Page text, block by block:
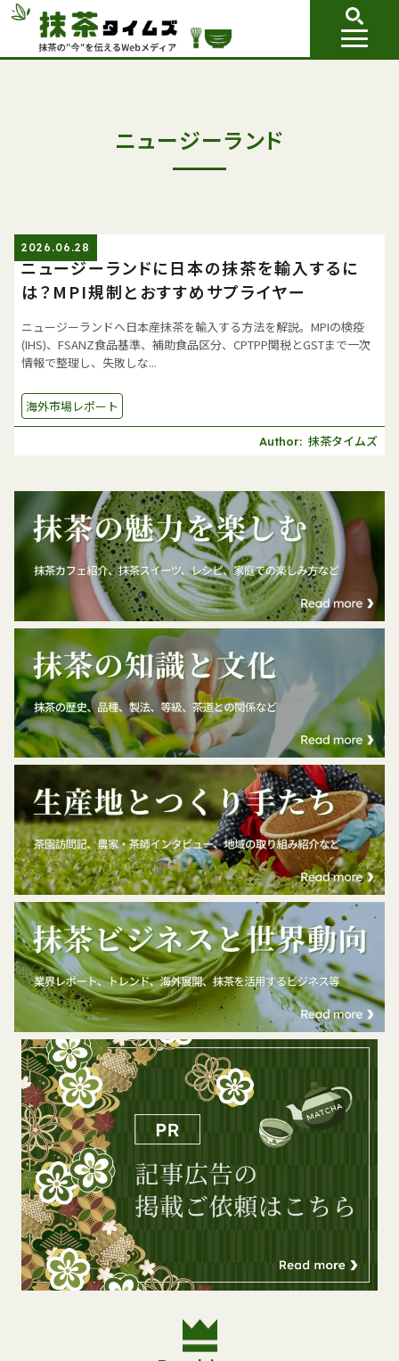
ニュージーランド
2026.06.28
ニュージーランドに日本の抹茶を輸入するに
は？MPI規制とおすすめサプライヤー
ニュージーランドへ日本産抹茶を輸入する方法を解説。MPIの検疫
(IHS)、FSANZ食品基準、補助食品区分、CPTPP関税とGSTまで一次
情報で整理し、失敗しな...
海外市場レポート
Author: 抹茶タイムズ